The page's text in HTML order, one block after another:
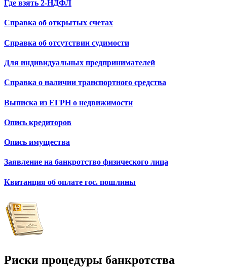
Где взять 2-НДФЛ
Справка об открытых счетах
Справка об отсутствии судимости
Для индивидуальных предпринимателей
Справка о наличии транспортного средства
Выписка из ЕГРН о недвижимости
Опись кредиторов
Опись имущества
Заявление на банкротство физического лица
Квитанция об оплате гос. пошлины
Риски процедуры банкротства